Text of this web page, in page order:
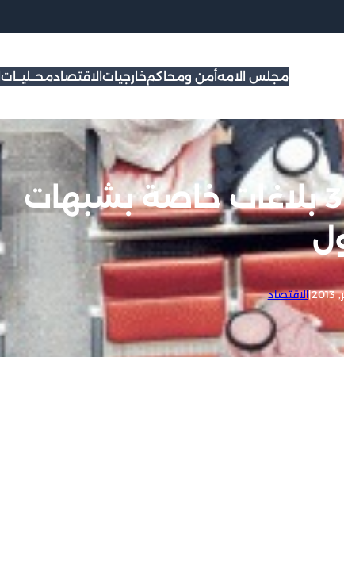
مجلس الامهأمن ومحاكمخارجيات الاقتصادمحــليــات
نيابة أسواق المال تتلقى 3 بلاغات خاصة بشبهات
|الاقتصاد